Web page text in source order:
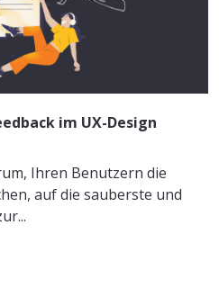
im UX-Design
Ihren Benutzern die
auf die sauberste und